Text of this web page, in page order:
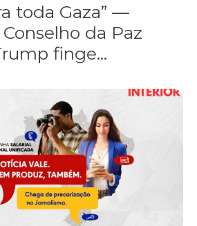
toda Gaza” —
da Paz
finge...
jornais e revistas do interior